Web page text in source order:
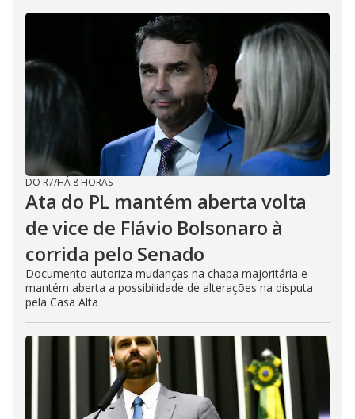
DO R7/HÁ 8 HORAS
Ata do PL mantém aberta volta
de vice de Flávio Bolsonaro à
corrida pelo Senado
Documento autoriza mudanças na chapa majoritária e
mantém aberta a possibilidade de alterações na disputa
pela Casa Alta